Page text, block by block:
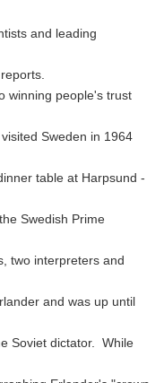
and leading
winning people's trust
Sweden in 1964
table at Harpsund -
Swedish Prime
two interpreters and
and was up until
Soviet dictator. While